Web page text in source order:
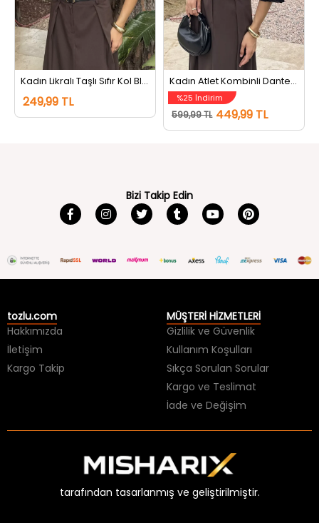
Kadın Likralı Taşlı Sıfır Kol Bluz Beyaz
249,99 TL
Kadın Atlet Kombinli Dantel Bluz Siyahbeyaz
%25 İndirim
599,99 TL 449,99 TL
Bizi Takip Edin
tozlu.com
Hakkımızda
İletişim
Kargo Takip
MÜŞTERİ HİZMETLERİ
Gizlilik ve Güvenlik
Kullanım Koşulları
Sıkça Sorulan Sorular
Kargo ve Teslimat
İade ve Değişim
tarafından tasarlanmış ve geliştirilmiştir.